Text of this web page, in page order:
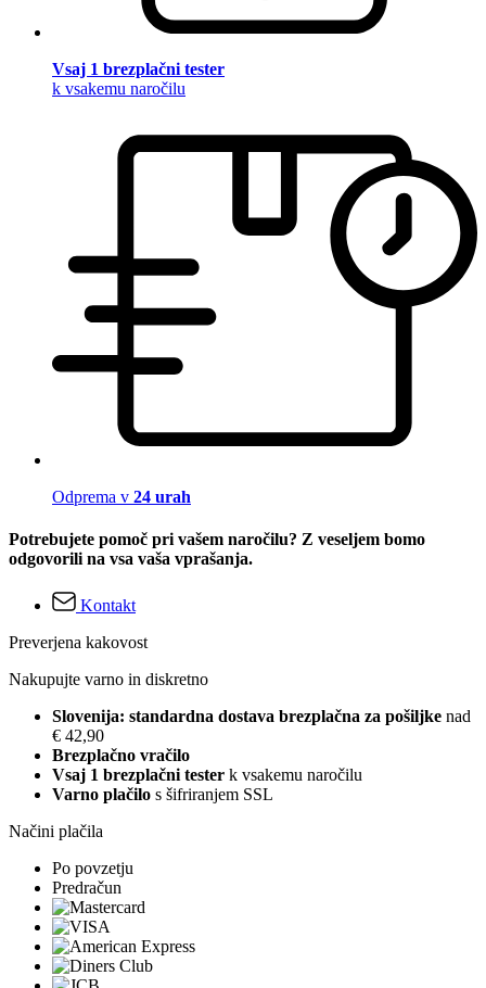
Vsaj 1 brezplačni tester
k vsakemu naročilu
Odprema v 24 urah
Potrebujete pomoč pri vašem naročilu? Z veseljem bomo
odgovorili na vsa vaša vprašanja.
Kontakt
Preverjena kakovost
Nakupujte varno in diskretno
Slovenija: standardna dostava brezplačna za pošiljke nad
€ 42,90
Brezplačno vračilo
Vsaj 1 brezplačni tester k vsakemu naročilu
Varno plačilo s šifriranjem SSL
Načini plačila
Po povzetju
Predračun